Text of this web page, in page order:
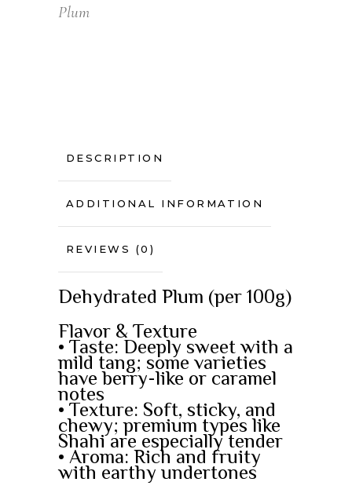
Plum
DESCRIPTION
ADDITIONAL INFORMATION
REVIEWS (0)
Dehydrated Plum (per 100g)
Flavor & Texture
• Taste: Deeply sweet with a
mild tang; some varieties
have berry-like or caramel
notes
• Texture: Soft, sticky, and
chewy; premium types like
Shahi are especially tender
• Aroma: Rich and fruity
with earthy undertones